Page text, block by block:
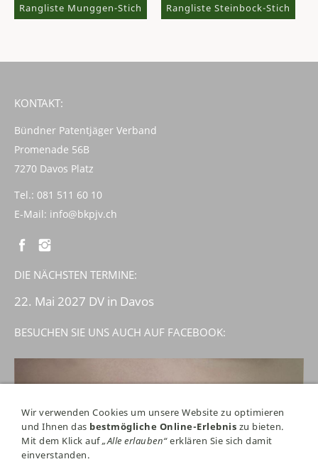
Rangliste Munggen-Stich Rangliste Steinbock-Stich
KONTAKT:
Bündner Patentjäger Verband
Promenade 56B
7270 Davos Platz
Tel.: 081 511 60 10
E-Mail: info@bkpjv.ch
DIE NÄCHSTEN TERMINE:
22. Mai 2027 DV in Davos
BESUCHEN SIE UNS AUCH AUF FACEBOOK:
Wir verwenden Cookies um unsere Website zu optimieren
und Ihnen das bestmögliche Online-Erlebnis zu bieten.
Mit dem Klick auf„Alle erlauben“erklären Sie sich damit
einverstanden.